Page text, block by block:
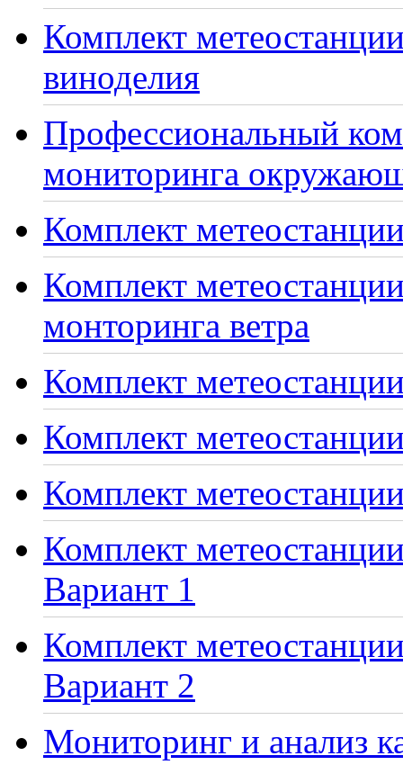
Комплект
виноделия
Профессиональный
мониторинга
Комплект
Комплект
монторинга ветра
Комплект
Комплект
Комплект
Комплект
Вариант 1
Комплект
Вариант 2
Мониторинг и анализ